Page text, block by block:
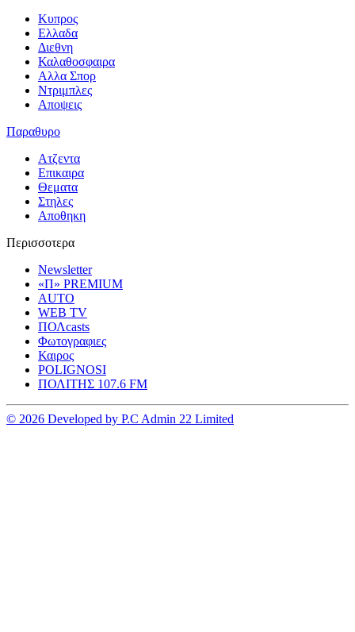
Κυπρος
Ελλαδα
Διεθνη
Καλαθοσφαιρα
Αλλα Σπορ
Ντριμπλες
Αποψεις
Παραθυρο
Ατζεντα
Επικαιρα
Θεματα
Στηλες
Αποθηκη
Περισσοτερα
Newsletter
«Π» PREMIUM
AUTO
WEB TV
ΠΟΛcasts
Φωτογραφιες
Καιρος
POLIGNOSI
ΠΟΛΙΤΗΣ 107.6 FM
© 2026 Developed by P.C Admin 22 Limited